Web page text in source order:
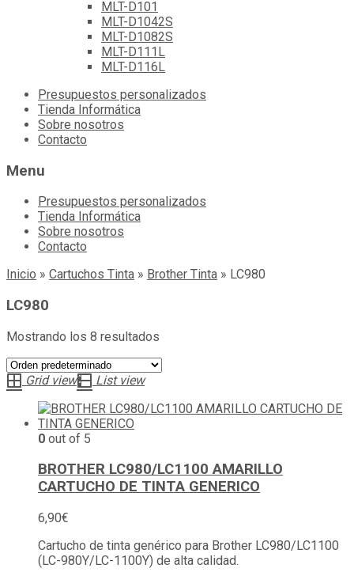
MLT-D101
MLT-D1042S
MLT-D1082S
MLT-D111L
MLT-D116L
Skip
content
Presupuestos personalizados
Tienda Informática
Sobre nosotros
Contacto
Menu
Presupuestos personalizados
Tienda Informática
Sobre nosotros
Contacto
Inicio » Cartuchos Tinta » Brother Tinta » LC980
LC980
Mostrando los 8 resultados
Grid view List view
0 out of 5
BROTHER LC980/LC1100 AMARILLO
CARTUCHO DE TINTA GENERICO
6,90€
Cartucho de tinta genérico para Brother LC980/LC1100
(LC-980Y/LC-1100Y) de alta calidad.